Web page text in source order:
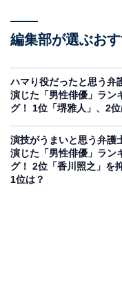
編集部が選ぶお
ハマり役だったと思う弁
演じた「男性俳優」ラン
グ！ 1位「堺雅人」、2位
演技がうまいと思う弁護
演じた「男性俳優」ラン
グ！ 2位「香川照之」を
1位は？